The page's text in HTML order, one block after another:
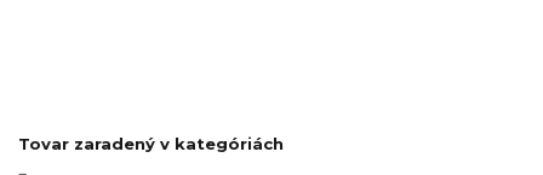
Tovar zaradený v kategóriách